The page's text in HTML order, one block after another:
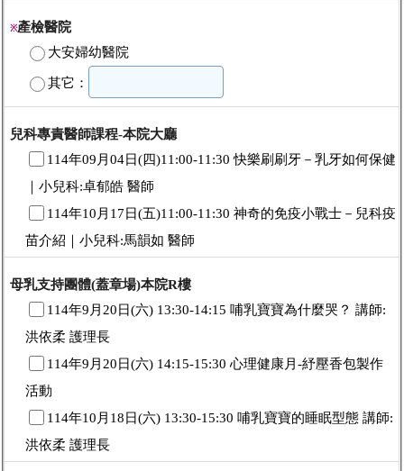
※產檢醫院
大安婦幼醫院
其它：
兒科專責醫師課程-本院大廳
114年09月04日(四)11:00-11:30 快樂刷刷牙－乳牙如何保健
｜小兒科:卓郁皓 醫師
114年10月17日(五)11:00-11:30 神奇的免疫小戰士－兒科疫
苗介紹｜小兒科:馬韻如 醫師
母乳支持團體(蓋章場)本院R樓
114年9月20日(六) 13:30-14:15 哺乳寶寶為什麼哭？ 講師:
洪依柔 護理長
114年9月20日(六) 14:15-15:30 心理健康月-紓壓香包製作
活動
114年10月18日(六) 13:30-15:30 哺乳寶寶的睡眠型態 講師:
洪依柔 護理長